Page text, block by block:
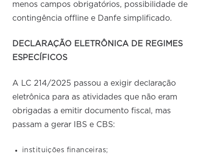
menos campos obrigatórios, possibilidade de
contingência offline e Danfe simplificado.
DECLARAÇÃO ELETRÔNICA DE REGIMES
ESPECÍFICOS
A LC 214/2025 passou a exigir declaração
eletrônica para as atividades que não eram
obrigadas a emitir documento fiscal, mas
passam a gerar IBS e CBS:
instituições financeiras;